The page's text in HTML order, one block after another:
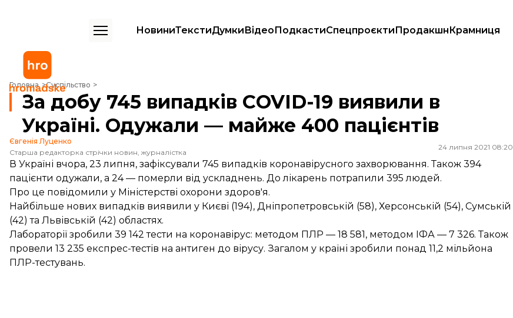
НовиниТекстиДумкиВідеоПодкастиСпецпроєктиПродакшнКрамниця
Головна Суспільство
За добу 745 випадків COVID-19 виявили в Україні. Одужали — майже 400 пацієнтів
За добу 745 випадків COVID-19 виявили в
Україні. Одужали — майже 400 пацієнтів
Євгенія Луценко
Старша редакторка стрічки новин, журналістка
24 липня 2021 08:20
В Україні вчора, 23 липня, зафіксували 745 випадків коронавірусного захворювання. Також 394
пацієнти одужали, а 24 — померли від ускладнень. До лікарень потрапили 395 людей.
Про це повідомили у Міністерстві охорони здоров'я.
Найбільше нових випадків виявили у Києві (194), Дніпропетровській (58), Херсонській (54), Сумській
(42) та Львівській (42) областях.
Лабораторії зробили 39 142 тести на коронавірус: методом ПЛР — 18 581, методом ІФА — 7 326. Також
провели 13 235 експрес-тестів на антиген до вірусу. Загалом у країні зробили понад 11,2 мільйона
ПЛР-тестувань.